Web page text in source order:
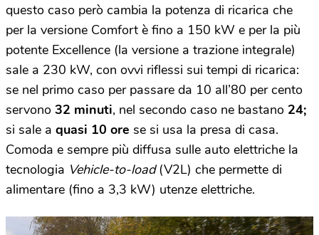
questo caso però cambia la potenza di ricarica che
per la versione Comfort è fino a 150 kW e per la più
potente Excellence (la versione a trazione integrale)
sale a 230 kW, con ovvi riflessi sui tempi di ricarica:
se nel primo caso per passare da 10 all’80 per cento
servono 32 minuti, nel secondo caso ne bastano 24;
si sale a quasi 10 ore se si usa la presa di casa.
Comoda e sempre più diffusa sulle auto elettriche la
tecnologia Vehicle-to-load(V2L) che permette di
alimentare (fino a 3,3 kW) utenze elettriche.